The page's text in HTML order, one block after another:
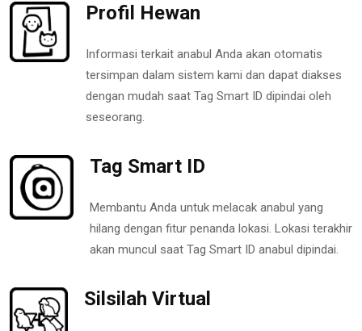
Profil Hewan
Informasi terkait anabul Anda akan otomatis
tersimpan dalam sistem kami dan dapat diakses
dengan mudah saat Tag Smart ID dipindai oleh
seseorang.
Tag Smart ID
Membantu Anda untuk melacak anabul yang
hilang dengan fitur penanda lokasi. Lokasi terakhir
akan muncul saat Tag Smart ID anabul dipindai.
Silsilah Virtual